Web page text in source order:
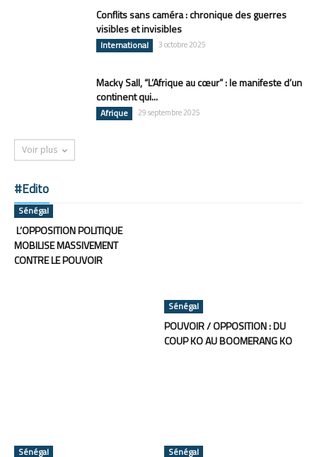
Conflits sans caméra : chronique des guerres
visibles et invisibles
International 3 octobre 2025
Macky Sall, “L’Afrique au cœur” : le manifeste d’un
continent qui...
Afrique 29 septembre 2025
Voir plus
#Edito
Sénégal
L’OPPOSITION POLITIQUE
MOBILISE MASSIVEMENT
CONTRE LE POUVOIR
Sénégal
POUVOIR / OPPOSITION : DU
COUP KO AU BOOMERANG KO
Sénégal Sénégal